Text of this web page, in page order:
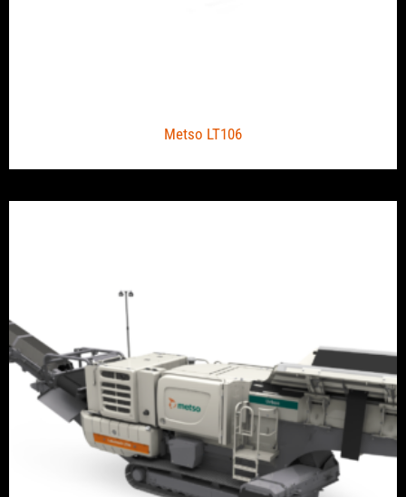
Metso LT106